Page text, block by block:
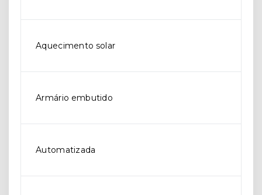
Aquecimento solar
Armário embutido
Automatizada